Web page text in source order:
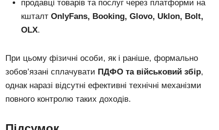
продавці товарів та послуг через платформи на
кшталтOnlyFans, Booking, Glovo, Uklon, Bolt,
OLX.
При цьому фізичні особи, як і раніше, формально
зобов’язані сплачувати ПДФО та військовий збір,
однак наразі відсутні ефективні технічні механізми
повного контролю таких доходів.